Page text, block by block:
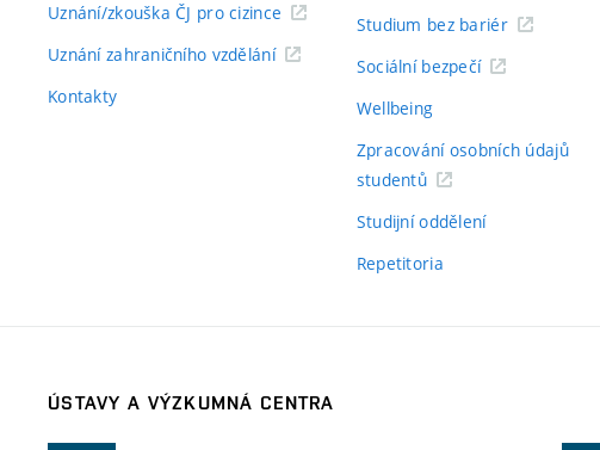
Uznání/zkouška ČJ pro cizince
Uznání zahraničního vzdělání
Kontakty
Studium bez bariér
Sociální bezpečí
Wellbeing
Zpracování osobních údajů
studentů
Studijní oddělení
Repetitoria
ÚSTAVY A VÝZKUMNÁ CENTRA